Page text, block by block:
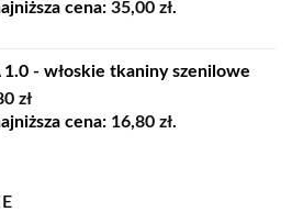
cenacena: 35,00 zł.
1.0 - włoskie tkaniny szenilowe
złAktualna
cenacena: 16,80 zł.